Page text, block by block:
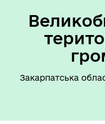
Закарпатська